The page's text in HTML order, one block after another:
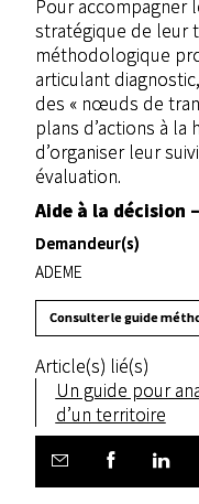
Pour accompagner
stratégique de leur
méthodologique
articulant
des « nœuds de
plans d’actions à la
d’organiser leur
évaluation.
Aide à la
Demandeur(s)
ADEME
Consulter le guide
Article(s) lié(s)
Un guide pour
d’un territoire